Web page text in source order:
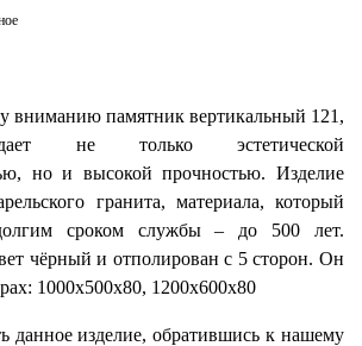
вниманию памятник вертикальный 121,
не только эстетической
но и высокой прочностью. Изделие
гранита, материала, который
долгим сроком службы – до 500 лет.
чёрный и отполирован с 5 сторон. Он
1000х500х80, 1200х600х80
данное изделие, обратившись к нашему